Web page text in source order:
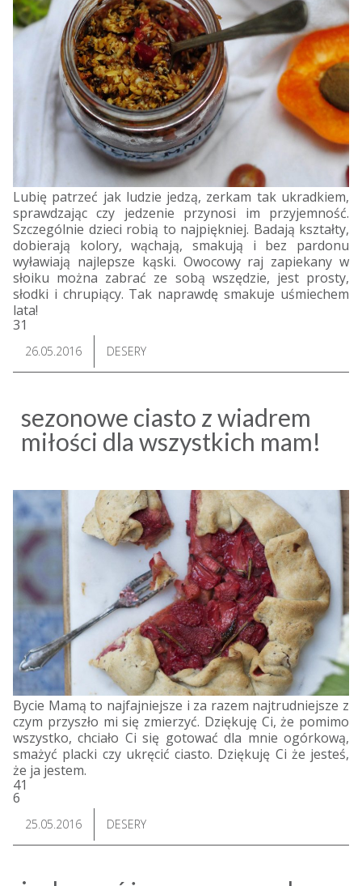
Lubię patrzeć jak ludzie jedzą, zerkam tak ukradkiem,
sprawdzając czy jedzenie przynosi im przyjemność.
Szczególnie dzieci robią to najpiękniej. Badają kształty,
dobierają kolory, wąchają, smakują i bez pardonu
wyławiają najlepsze kąski. Owocowy raj zapiekany w
słoiku można zabrać ze sobą wszędzie, jest prosty,
słodki i chrupiący. Tak naprawdę smakuje uśmiechem
lata!
31
26.05.2016 DESERY
sezonowe ciasto z wiadrem
miłości dla wszystkich mam!
Bycie Mamą to najfajniejsze i za razem najtrudniejsze z
czym przyszło mi się zmierzyć. Dziękuję Ci, że pomimo
wszystko, chciało Ci się gotować dla mnie ogórkową,
smażyć placki czy ukręcić ciasto. Dziękuję Ci że jesteś,
że ja jestem.
41
6
25.05.2016 DESERY